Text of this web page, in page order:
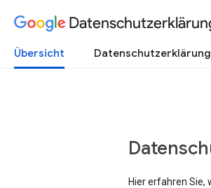
Übersicht Datenschutzerklärung
Hier erfahren